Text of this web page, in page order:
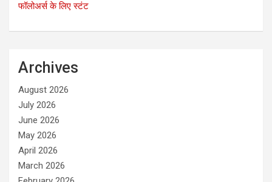
फॉलोअर्स के लिए स्टंट
Archives
August 2026
July 2026
June 2026
May 2026
April 2026
March 2026